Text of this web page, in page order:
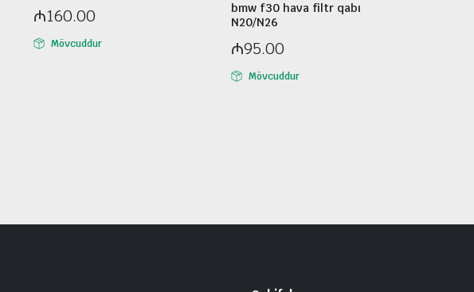
₼160.00
Mövcuddur
bmw f30 hava filtr qabı
N20/N26
₼95.00
Mövcuddur